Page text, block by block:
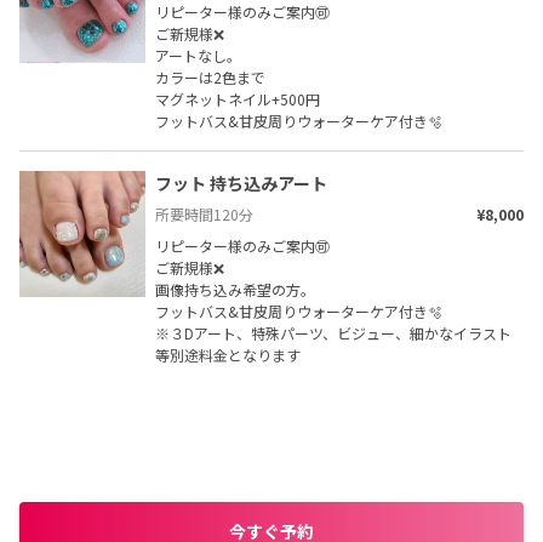
リピーター様のみご案内🉑
ご新規様❌
アートなし。
カラーは2色まで
マグネットネイル+500円
フットバス&甘皮周りウォーターケア付き🫧
フット 持ち込みアート
所要時間120分
¥8,000
リピーター様のみご案内🉑
ご新規様❌
画像持ち込み希望の方。
フットバス&甘皮周りウォーターケア付き🫧
※３Dアート、特殊パーツ、ビジュー、細かなイラスト
等別途料金となります
今すぐ予約